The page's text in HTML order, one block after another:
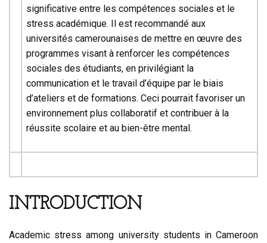
significative entre les compétences sociales et le
stress académique. Il est recommandé aux
universités camerounaises de mettre en œuvre des
programmes visant à renforcer les compétences
sociales des étudiants, en privilégiant la
communication et le travail d’équipe par le biais
d’ateliers et de formations. Ceci pourrait favoriser un
environnement plus collaboratif et contribuer à la
réussite scolaire et au bien-être mental.
INTRODUCTION
Academic stress among university students in Cameroon